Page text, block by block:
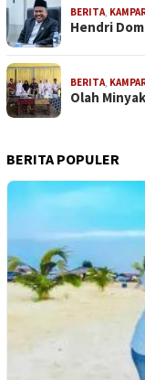
BERITA,
Hendri
BERITA,
Olah
BERITA POPULER